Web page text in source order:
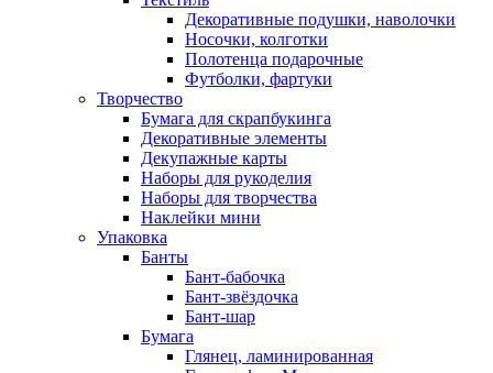
Декоративные подушки, наволочки
Носочки, колготки
Полотенца подарочные
Футболки, фартуки
Творчество
Бумага для скрапбукинга
Декоративные элементы
Декупажные карты
Наборы для рукоделия
Наборы для творчества
Наклейки мини
Упаковка
Банты
Бант-бабочка
Бант-звёздочка
Бант-шар
Бумага
Глянец, ламинированная